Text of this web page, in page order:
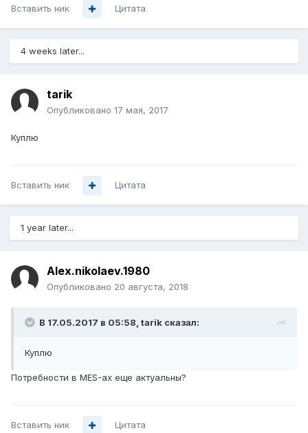
Вставить ник Цитата
4 weeks later...
tarik
Опубликовано 17 мая, 2017
Куплю
Вставить ник Цитата
1 year later...
Alex.nikolaev.1980
Опубликовано 20 августа, 2018
В 17.05.2017 в 05:58, tarik сказал:
Куплю
Потребности в MES-ах еще актуальны?
Вставить ник Цитата